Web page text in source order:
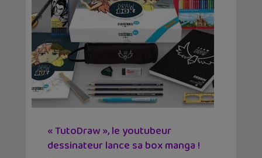
« TutoDraw », le youtubeur
dessinateur lance sa box manga !